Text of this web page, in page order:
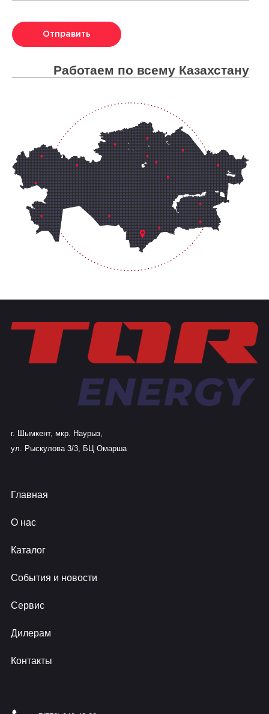
Отправить
Работаем по всему Казахстану
г. Шымкент, мкр. Наурыз,
ул. Рыскулова 3/3, БЦ Омарша
Главная
О нас
Каталог
События и новости
Сервис
Дилерам
Контакты